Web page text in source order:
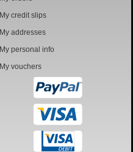
My credit slips
My addresses
My personal info
My vouchers